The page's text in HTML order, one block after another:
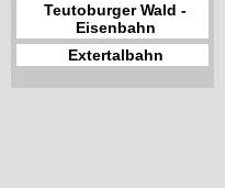
Teutoburger Wald -
Eisenbahn
Extertalbahn